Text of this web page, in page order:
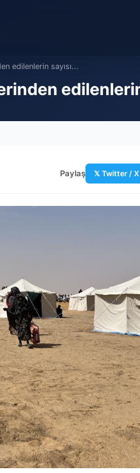
edilenlerin sayısı...
Paylaş 𝕏 Twitter / X